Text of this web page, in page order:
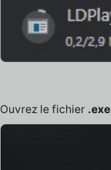
Ouvrez le fichier .exe